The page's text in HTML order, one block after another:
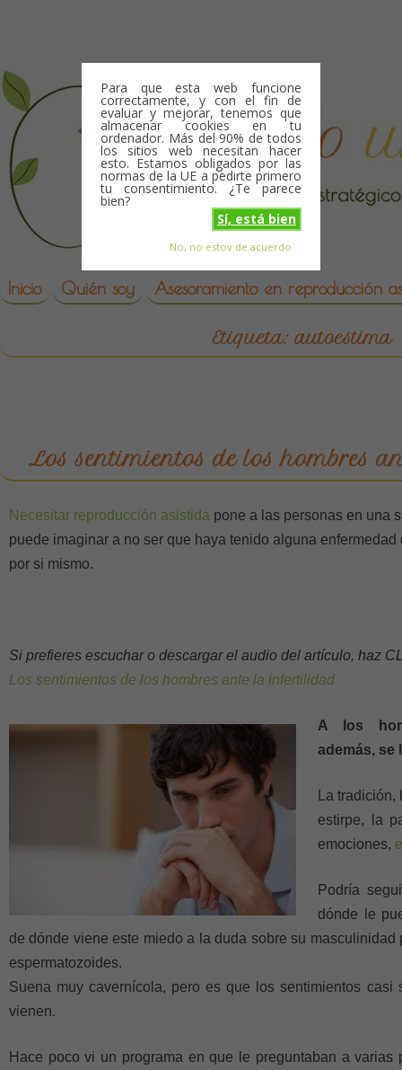
Para que esta web funcione
correctamente, y con el fin de
evaluar y mejorar, tenemos que
almacenar cookies en tu
ordenador. Más del 90% de todos
los sitios web necesitan hacer
esto. Estamos obligados por las
normas de la UE a pedirte primero
tu consentimiento. ¿Te parece
bien?
Sí, está bien
No, no estoy de acuerdo
reproduccion asistida
Skip to content
Inicio Quién soy Asesoramiento en reproducción
Etiqueta:autoestima
Los sentimientos de los hombres
Necesitar reproducción asistida pone a las personas en una
puede imaginar a no ser que haya tenido alguna
por si mismo.
Si prefieres escuchar o descargar el audio del artículo, haz
Los sentimientos de los hombres ante la infertilidad
A los
además, se
La
estirpe, la
emociones,
Podría
dónde le
de dónde viene este miedo a la duda sobre su
espermatozoides.
Suena muy cavernícola, pero es que los sentimientos
vienen.
Hace poco vi un programa en que le preguntaban a varias